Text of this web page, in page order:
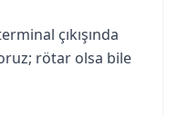
çıkışında
rötar olsa bile